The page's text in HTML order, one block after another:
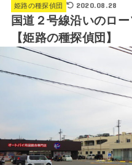
姫路の種探偵団 2020.08.28
国道２号線沿いのロ
【姫路の種探偵団】